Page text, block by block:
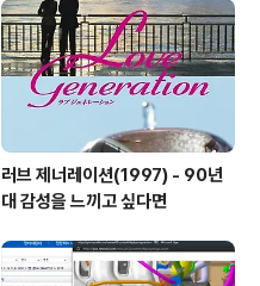
러브 제너레이션(1997) - 90년
대 감성을 느끼고 싶다면